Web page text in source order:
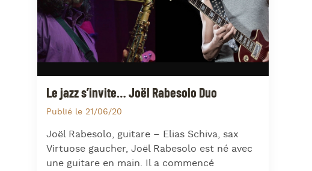
Le jazz s’invite… Joël Rabesolo Duo
Publié le 21/06/20
Joël Rabesolo, guitare – Elias Schiva, sax
Virtuose gaucher, Joël Rabesolo est né avec
une guitare en main. Il a commencé